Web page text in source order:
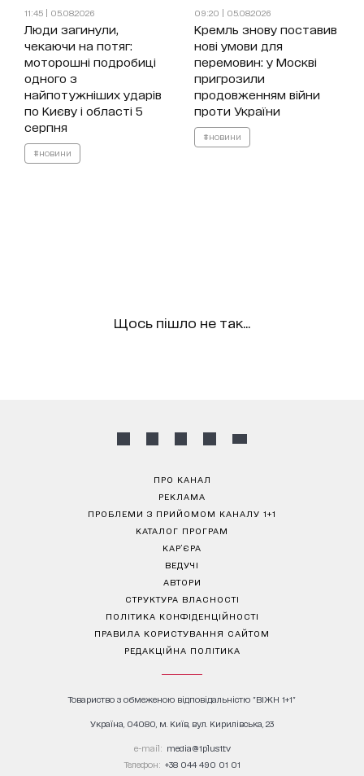
11:45 | 05.08.2026
Люди загинули,
чекаючи на потяг:
моторошні подробиці
одного з
найпотужніших ударів
по Києву і області 5
серпня
#новини
09:20 | 05.08.2026
Кремль знову поставив
нові умови для
перемовин: у Москві
пригрозили
продовженням війни
проти України
#новини
Щось пішло не так...
ПРО КАНАЛ
РЕКЛАМА
ПРОБЛЕМИ З ПРИЙОМОМ КАНАЛУ 1+1
КАТАЛОГ ПРОГРАМ
КАР’ЄРА
ВЕДУЧІ
АВТОРИ
СТРУКТУРА ВЛАСНОСТІ
ПОЛІТИКА КОНФІДЕНЦІЙНОСТІ
ПРАВИЛА КОРИСТУВАННЯ САЙТОМ
РЕДАКЦІЙНА ПОЛІТИКА
Товариство з обмеженою відповідальністю "ВІЖН 1+1"
Україна, 04080, м. Київ, вул. Кирилівська, 23
е-mail: media@1plus1.tv
Телефон: +38 044 490 01 01